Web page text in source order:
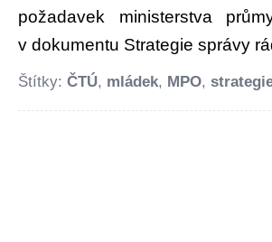
požadavek ministerstva
v dokumentu Strategie správy
Štítky: ČTÚ, mládek, MPO,